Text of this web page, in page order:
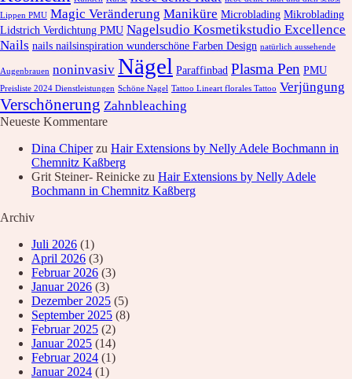
Lippen PMU Magic Veränderung Maniküre Microblading Mikroblading
Lidstrich Verdichtung PMU Nagelsudio Kosmetikstudio Excellence
Nails nails nailsinspiration wunderschöne Farben Design natürlich aussehende
Augenbrauen noninvasiv Nägel Paraffinbad Plasma Pen PMU
Preisliste 2024 Dienstleistungen Schöne Nagel Tattoo Lineart florales Tattoo Verjüngung
Verschönerung Zahnbleaching
Neueste Kommentare
Dina Chiperzu Hair Extensions by Nelly Adele Bochmann in
Chemnitz Kaßberg
Grit Steiner- Reinicke zu Hair Extensions by Nelly Adele
Bochmann in Chemnitz Kaßberg
Archiv
Juli 2026 (1)
April 2026 (3)
Februar 2026 (3)
Januar 2026 (3)
Dezember 2025 (5)
September 2025 (8)
Februar 2025 (2)
Januar 2025 (14)
Februar 2024 (1)
Januar 2024 (1)